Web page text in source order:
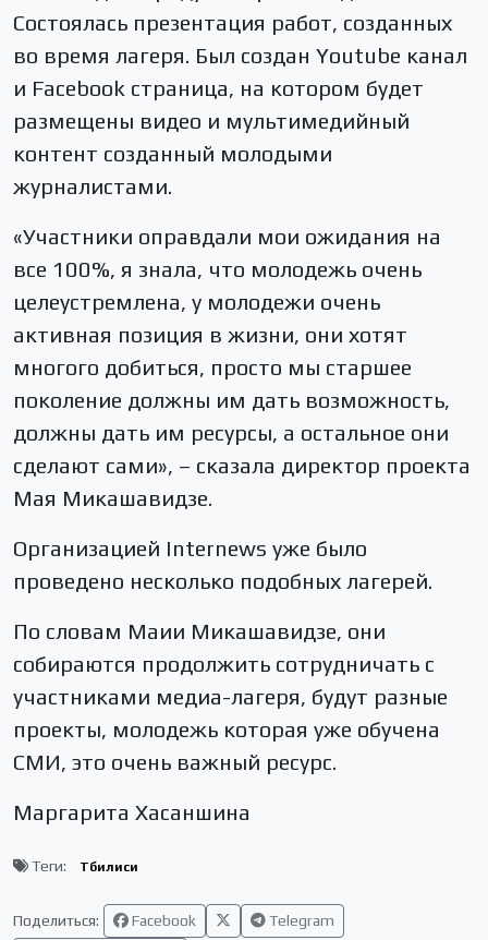
Состоялась презентация работ, созданных
во время лагеря. Был создан Youtube канал
и Facebook страница, на котором будет
размещены видео и мультимедийный
контент созданный молодыми
журналистами.
«Участники оправдали мои ожидания на
все 100%, я знала, что молодежь очень
целеустремлена, у молодежи очень
активная позиция в жизни, они хотят
многого добиться, просто мы старшее
поколение должны им дать возможность,
должны дать им ресурсы, а остальное они
сделают сами», – сказала директор проекта
Мая Микашавидзе.
Организацией Internews уже было
проведено несколько подобных лагерей.
По словам Маии Микашавидзе, они
собираются продолжить сотрудничать с
участниками медиа-лагеря, будут разные
проекты, молодежь которая уже обучена
СМИ, это очень важный ресурс.
Маргарита Хасаншина
Теги: Тбилиси
Поделиться: Facebook
Telegram